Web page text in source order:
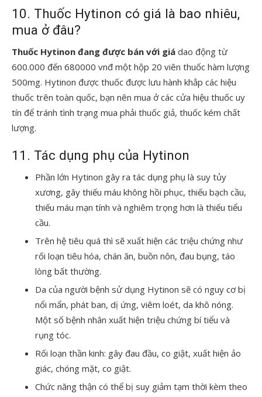
10. Thuốc Hytinon có giá là bao nhiêu,
mua ở đâu?
Thuốc Hytinon đang được bán với giá dao động từ
600.000 đến 680000 vnđ một hộp 20 viên thuốc hàm lượng
500mg. Hytinon được thuốc được lưu hành khắp các hiệu
thuốc trên toàn quốc, bạn nên mua ở các cửa hiệu thuốc uy
tín để tránh tình trạng mua phải thuốc giả, thuốc kém chất
lượng.
11. Tác dụng phụ của Hytinon
Phần lớn Hytinon gây ra tác dụng phụ là suy tủy
xương, gây thiếu máu không hồi phục, thiếu bạch cầu,
thiếu máu mạn tính và nghiêm trọng hơn là thiếu tiểu
cầu.
Trên hệ tiêu quá thì sẽ xuất hiện các triệu chứng như
rối loạn tiêu hóa, chán ăn, buồn nôn, đau bụng, táo
lòng bất thường.
Da của người bệnh sử dụng Hytinon sẽ có nguy cơ bị
nổi mẩn, phát ban, dị ứng, viêm loét, da khô nóng.
Một số bệnh nhân xuất hiện triệu chứng bí tiểu và
rụng tóc.
Rối loạn thần kinh: gây đau đầu, co giật, xuất hiện ảo
giác, chóng mặt, co giật.
Chức năng thận có thể bị suy giảm tạm thời kèm theo